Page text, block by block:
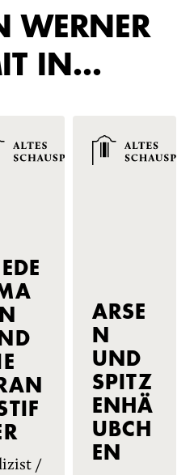
WERNER
IN…
/
ARSE
N
UND
SPITZ
ENHÄ
UBCH
EN